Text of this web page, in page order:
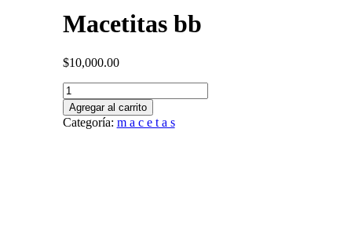
Macetitas bb
$10,000.00
Macetitas
bb
cantidad
Agregar al carrito
Categoría: m a c e t a s